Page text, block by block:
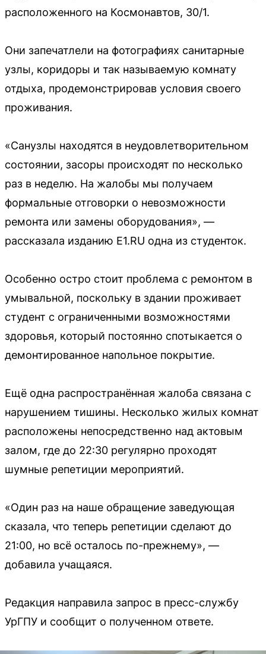
расположенного на Космонавтов, 30/1.
Они запечатлели на фотографиях санитарные
узлы, коридоры и так называемую комнату
отдыха, продемонстрировав условия своего
проживания.
«Санузлы находятся в неудовлетворительном
состоянии, засоры происходят по несколько
раз в неделю. На жалобы мы получаем
формальные отговорки о невозможности
ремонта или замены оборудования», —
рассказала изданию E1.RU одна из студенток.
Особенно остро стоит проблема с ремонтом в
умывальной, поскольку в здании проживает
студент с ограниченными возможностями
здоровья, который постоянно спотыкается о
демонтированное напольное покрытие.
Ещё одна распространённая жалоба связана с
нарушением тишины. Несколько жилых комнат
расположены непосредственно над актовым
залом, где до 22:30 регулярно проходят
шумные репетиции мероприятий.
«Один раз на наше обращение заведующая
сказала, что теперь репетиции сделают до
21:00, но всё осталось по-прежнему», —
добавила учащаяся.
Редакция направила запрос в пресс-службу
УрГПУ и сообщит о полученном ответе.